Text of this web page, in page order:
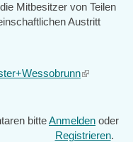
Mitbesitzer von Teilen
Austritt
(link
bitteAnmelden oder
Registrieren.